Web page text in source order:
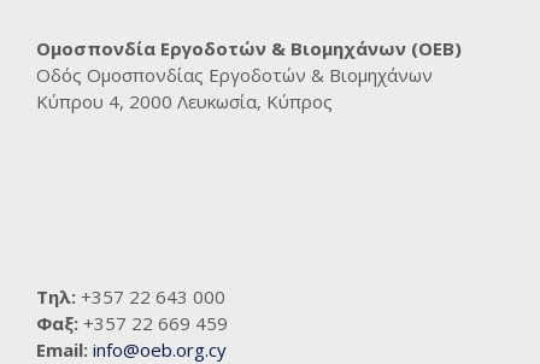
Ομοσπονδία Εργοδοτών & Βιομηχάνων (ΟΕΒ)
Οδός Ομοσπονδίας Εργοδοτών & Βιομηχάνων
Κύπρου 4, 2000 Λευκωσία, Κύπρος
Τηλ: +357 22 643 000
Φαξ: +357 22 669 459
Email: info@oeb.org.cy